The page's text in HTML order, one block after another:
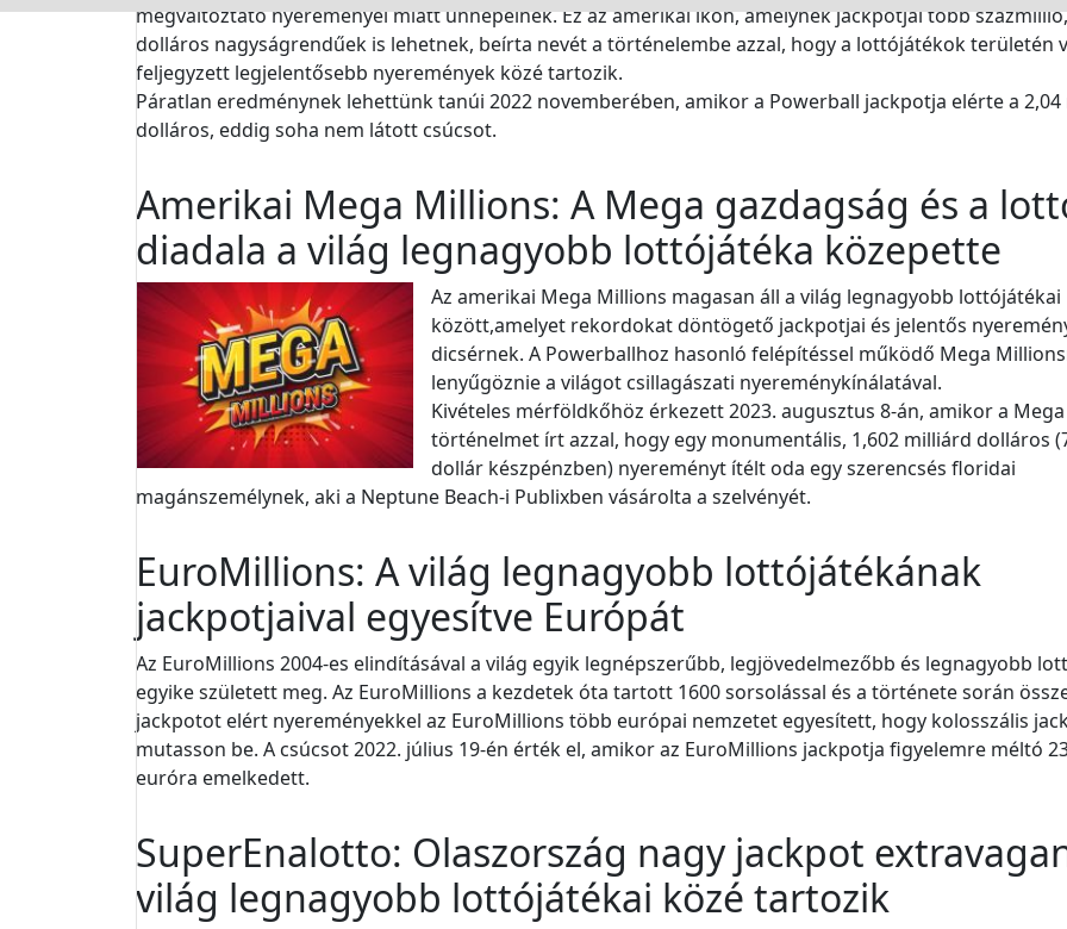
megváltoztató nyereményei miatt ünnepelnek. Ez az amerikai ikon, amelynek jackpotjai több
dolláros nagyságrendűek is lehetnek, beírta nevét a történelembe azzal, hogy a lottójátékok területén
feljegyzett legjelentősebb nyeremények közé tartozik.
Páratlan eredménynek lehettünk tanúi 2022 novemberében, amikor a Powerball jackpotja elérte a
dolláros, eddig soha nem látott csúcsot.
Amerikai Mega Millions: A Mega gazdagság és a
diadala a világ legnagyobb lottójátéka közepette
Az amerikai Mega Millions magasan áll a világ legnagyobb lottójátékai
között,amelyet rekordokat döntögető jackpotjai és jelentős
dicsérnek. A Powerballhoz hasonló felépítéssel működő Mega
lenyűgöznie a világot csillagászati nyereménykínálatával.
Kivételes mérföldkőhöz érkezett 2023. augusztus 8-án, amikor a
történelmet írt azzal, hogy egy monumentális, 1,602 milliárd dolláros
dollár készpénzben) nyereményt ítélt oda egy szerencsés floridai
magánszemélynek, aki a Neptune Beach-i Publixben vásárolta a szelvényét.
EuroMillions: A világ legnagyobb lottójátékának
jackpotjaival egyesítve Európát
Az EuroMillions 2004-es elindításával a világ egyik legnépszerűbb, legjövedelmezőbb és legnagyobb
egyike született meg. Az EuroMillions a kezdetek óta tartott 1600 sorsolással és a története során
jackpotot elért nyereményekkel az EuroMillions több európai nemzetet egyesített, hogy kolosszális
mutasson be. A csúcsot 2022. július 19-én érték el, amikor az EuroMillions jackpotja figyelemre méltó
euróra emelkedett.
SuperEnalotto: Olaszország nagy jackpot
világ legnagyobb lottójátékai közé tartozik